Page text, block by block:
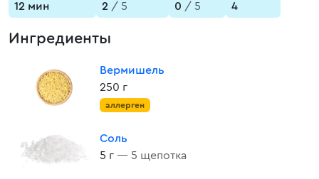
12 мин
2 / 5
0 / 5
4
Ингредиенты
Вермишель
250 г
аллерген
Соль
5 г — 5 щепотка